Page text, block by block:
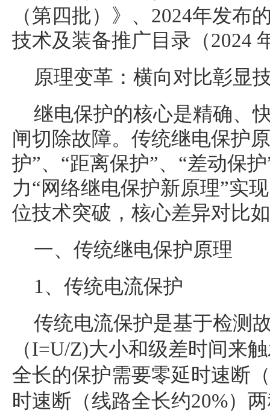
（第四批）》、2024年发布
技术及装备推广目录（2024
原理变革：横向对比彰显
继电保护的核心是精确、
闸切除故障。传统继电保护
护”、“距离保护”、“差动保
力“网络继电保护新原理”实
位技术突破，核心差异对比
一、传统继电保护原理
1、传统电流保护
传统电流保护是基于检测
（I=U/Z)大小和级差时间来
全长的保护需要零延时速断
时速断（线路全长约20%）